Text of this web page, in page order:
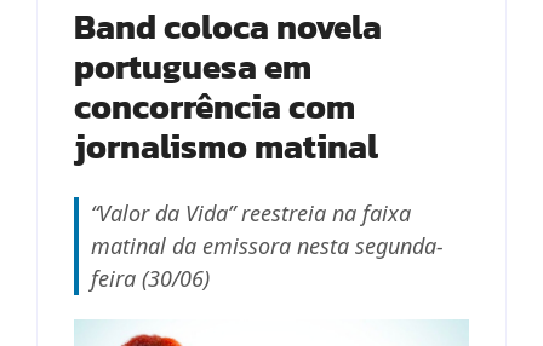
Band coloca novela
portuguesa em
concorrência com
jornalismo matinal
“Valor da Vida” reestreia na faixa
matinal da emissora nesta segunda-
feira (30/06)